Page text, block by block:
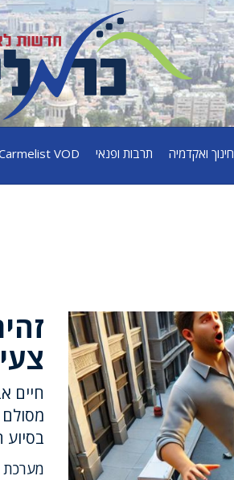
חינוך ואקדמיה תרבות ופנאי VOD
חיים
בסיוע
מערכת